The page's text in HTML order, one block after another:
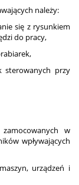
należy:
się z rysunkiem
do pracy,
sterowanych przy
w
wpływających
urządzeń i